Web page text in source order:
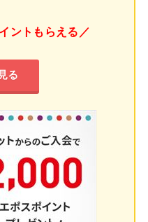
ントもらえる／
る